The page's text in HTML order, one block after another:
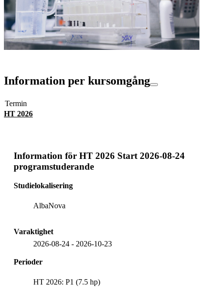
Information per kursomgång
Termin
HT 2026
Information för HT 2026 Start 2026-08-24
programstuderande
Studielokalisering
AlbaNova
Varaktighet
2026-08-24 - 2026-10-23
Perioder
HT 2026: P1 (7.5 hp)